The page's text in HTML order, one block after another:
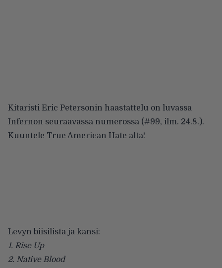
Kitaristi Eric Petersonin haastattelu on luvassa
Infernon seuraavassa numerossa (#99, ilm. 24.8.).
Kuuntele True American Hate alta!
Levyn biisilista ja kansi:
1. Rise Up
2. Native Blood